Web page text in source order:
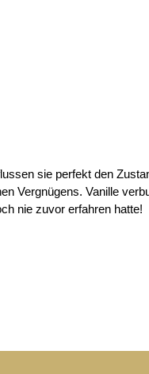
sie perfekt den
Vergnügens. Vanille
nie zuvor erfahren